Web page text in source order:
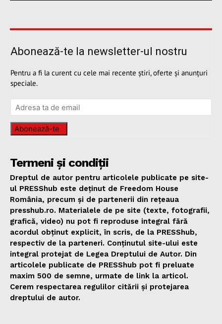
Abonează-te la newsletter-ul nostru
Pentru a fi la curent cu cele mai recente știri, oferte și anunțuri
speciale.
Abonează-te
Termeni și condiții
Dreptul de autor pentru articolele publicate pe site-
ul PRESShub este deținut de Freedom House
România, precum și de partenerii din rețeaua
presshub.ro. Materialele de pe site (texte, fotografii,
grafică, video) nu pot fi reproduse integral fără
acordul obținut explicit, în scris, de la PRESShub,
respectiv de la parteneri. Conținutul site-ului este
integral protejat de Legea Dreptului de Autor. Din
articolele publicate de PRESShub pot fi preluate
maxim 500 de semne, urmate de link la articol.
Cerem respectarea regulilor citării și protejarea
dreptului de autor.